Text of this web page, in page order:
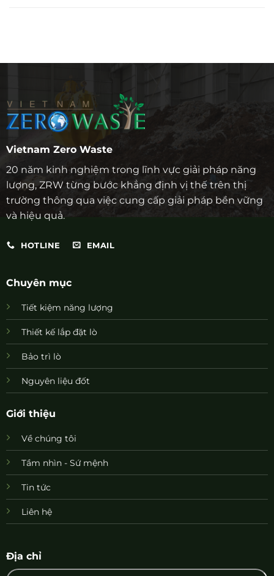
Vietnam Zero Waste
20 năm kinh nghiệm trong lĩnh vực giải pháp năng
lượng, ZRW từng bước khẳng định vị thế trên thị
trường thông qua việc cung cấp giải pháp bền vững
và hiệu quả.
HOTLINE EMAIL
Chuyên mục
Tiết kiệm năng lượng
Thiết kế lắp đặt lò
Bảo trì lò
Nguyên liệu đốt
Giới thiệu
Về chúng tôi
Tầm nhìn - Sứ mệnh
Tin tức
Liên hệ
Địa chỉ